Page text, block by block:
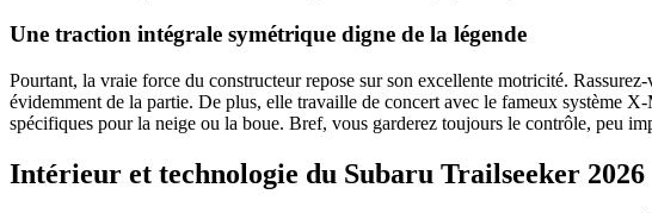
Une traction intégrale symétrique digne de la légende
Pourtant, la vraie force du constructeur repose sur son excellente motricité.
évidemment de la partie. De plus, elle travaille de concert avec le fameux système
spécifiques pour la neige ou la boue. Bref, vous garderez toujours le contrôle, peu
Intérieur et technologie du Subaru Trailseeker 2026